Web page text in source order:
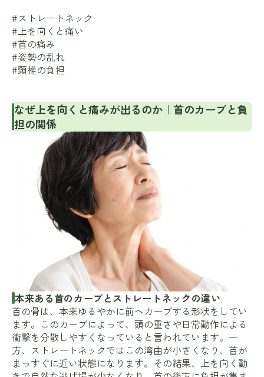
#ストレートネック
#上を向くと痛い
#首の痛み
#姿勢の乱れ
#頸椎の負担
なぜ上を向くと痛みが出るのか｜首のカーブと負
担の関係
本来ある首のカーブとストレートネックの違い
首の骨は、本来ゆるやかに前へカーブする形状をしてい
ます。このカーブによって、頭の重さや日常動作による
衝撃を分散しやすくなっていると言われています。一
方、ストレートネックではこの湾曲が小さくなり、首が
まっすぐに近い状態になります。その結果、上を向く動